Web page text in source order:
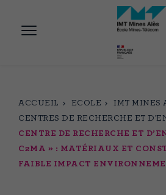
contenu
ACCUEIL ECOLE
IMT MINES
CENTRES DE RECHERCHE ET
CENTRE DE RECHERCHE ET
C2MA » : MATÉRIAUX ET
FAIBLE IMPACT